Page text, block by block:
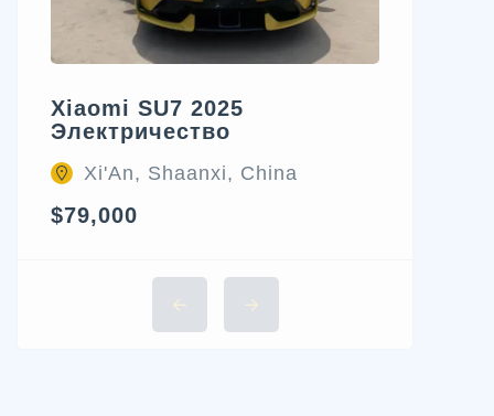
Xiaomi SU7 2025
Электричество
Xi'An, Shaanxi, China
$79,000